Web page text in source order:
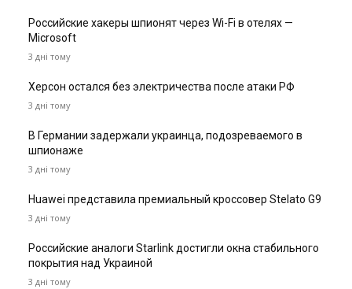
Российские хакеры шпионят через Wi-Fi в отелях —
Microsoft
3 дні тому
Херсон остался без электричества после атаки РФ
3 дні тому
В Германии задержали украинца, подозреваемого в
шпионаже
3 дні тому
Huawei представила премиальный кроссовер Stelato G9
3 дні тому
Российские аналоги Starlink достигли окна стабильного
покрытия над Украиной
3 дні тому